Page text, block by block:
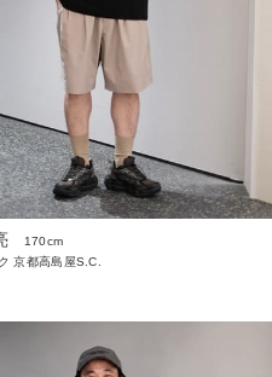
170cm
京都高島屋S.C.